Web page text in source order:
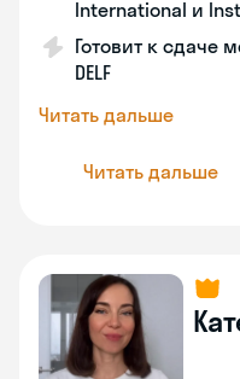
International и
Готовит к сдаче
DELF
Читать дальше
Читать дальше